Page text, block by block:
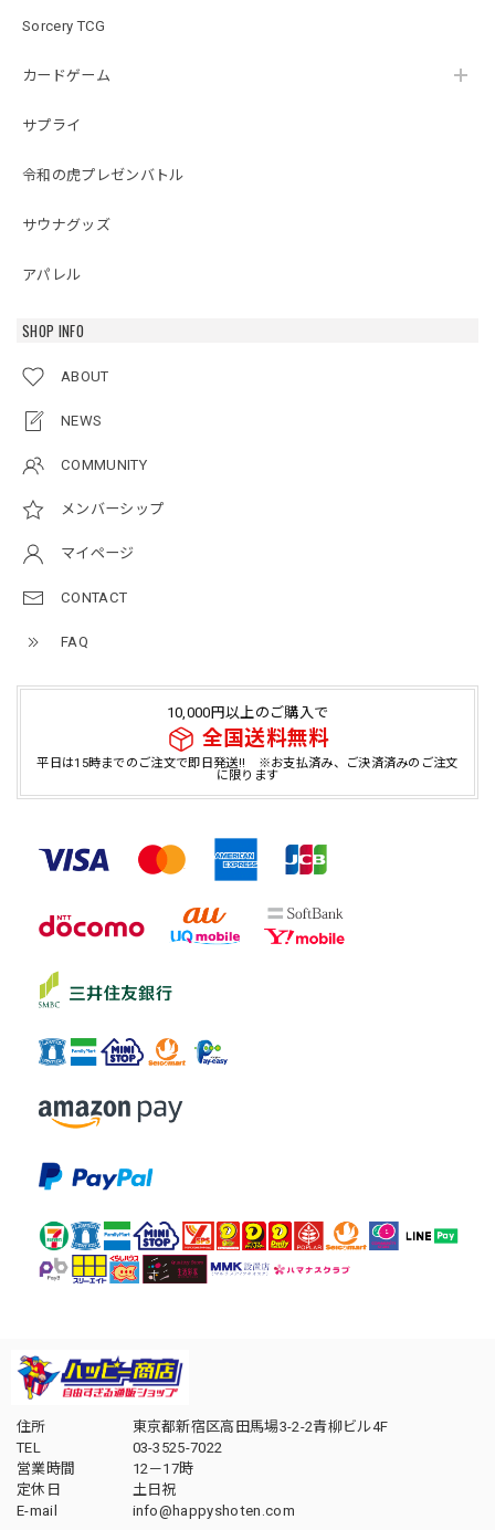
Sorcery TCG
カードゲーム
サプライ
令和の虎プレゼンバトル
サウナグッズ
アパレル
SHOP INFO
ABOUT
NEWS
COMMUNITY
メンバーシップ
マイページ
CONTACT
FAQ
10,000円以上のご購入で
全国送料無料
平日は15時までのご注文で即日発送!! ※お支払済み、ご決済済みのご注文
に限ります
住所
東京都新宿区高田馬場3-2-2青柳ビル4F
TEL
03-3525-7022
営業時間
12－17時
定休日
土日祝
E-mail
info@happyshoten.com